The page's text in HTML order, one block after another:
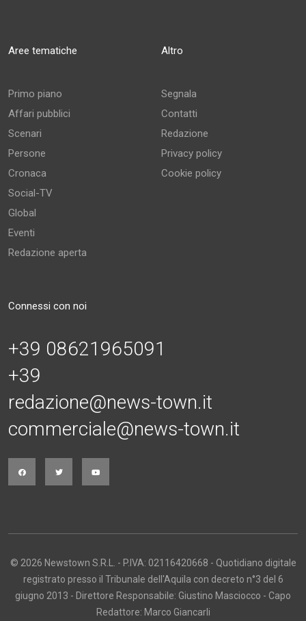
Aree tematiche
Primo piano
Affari pubblici
Scenari
Persone
Cronaca
Social-TV
Global
Eventi
Redazione aperta
Altro
Segnala
Contatti
Redazione
Privacy policy
Cookie policy
Connessi con noi
+39 08621965091
+39
redazione@news-town.it
commerciale@news-town.it
© 2026 Newstown S.R.L. - P.IVA: 02116420668 - Quotidiano digitale
registrato presso il Tribunale dell'Aquila con decreto n°3 del 6
giugno 2013 - Direttore Responsabile: Giustino Masciocco - Capo
Redattore: Marco Giancarli